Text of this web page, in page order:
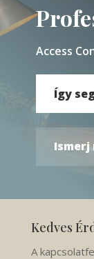
Access
Így
Ismerj
Kedves
A